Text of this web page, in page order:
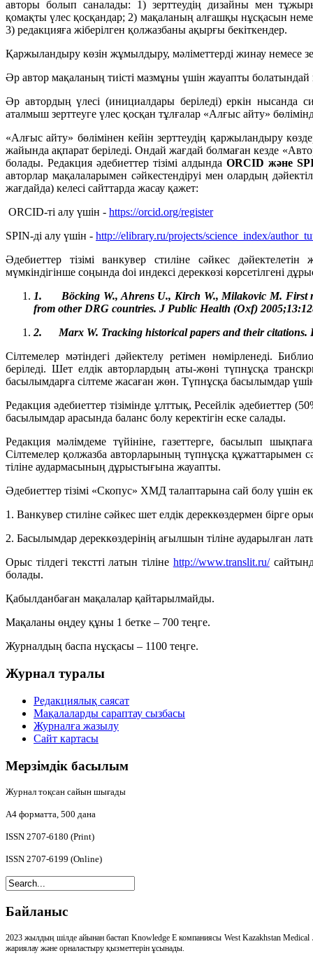
авторы болып саналады: 1) зерттеудің дизайны мен
қомақты үлес қосқандар; 2) мақаланың алғашқы нұсқасын
3) редакцияға жіберілген қолжазбаны ақырғы бекіткендер.
Қаржыландыру көзін жұмылдыру, мәліметтерді жинау
Әр автор мақаланың тиісті мазмұны үшін жауапты болатындай
Әр автордың үлесі (инициалдары беріледі) еркін нысанда
аталмыш зерттеуге үлес қосқан тұлғалар «Алғыс айту»
«Алғыс айту» бөлімінен кейін зерттеудің қаржыландыру
жайында ақпарат беріледі. Ондай жағдай болмаған кезде
болады. Редакция әдебиеттер тізімі алдындаORCID және
авторлар мақалаларымен сәйкестендіруі мен олардың
жағдайда) келесі сайттарда жасау қажет:
ORCID-ті алу үшін - https://orcid.org/register
SPIN-ді алу үшін - http://elibrary.ru/projects/science_index/
Әдебиеттер тізімі ванкувер стиліне сәйкес
мүмкіндігінше соңында doi индексі дереккөзі көрсетілгені
1.Böcking W., Ahrens U., Kirch W., Milakovic M. First
from other DRG countries. J Public Health (Oxf)
2.Marx W. Tracking historical papers and their
Сілтемелер мәтіндегі дәйектелу ретімен нөмірленеді.
беріледі. Шет елдік авторлардың аты-жөні түпнұсқа
басылымдарға сілтеме жасаған жөн. Түпнұсқа басылымдар
Редакция әдебиеттер тізімінде ұлттық, Ресейлік
басылымдар арасында баланс болу керектігін еске салады.
Редакция мәлімдеме түйініне, газеттерге, басылып
Сілтемелер қолжазба авторларының түпнұсқа құжаттарымен
тіліне аудармасының дұрыстығына жауапты.
Әдебиеттер тізімі «Скопус» ХМД талаптарына сай болу үшін
1. Ванкувер стиліне сәйкес шет елдік дереккөздермен бірге
2. Басылымдар дереккөздерінің ағылшын тіліне аударылған
Орыс тілдегі текстті латын тіліне http://www.translit.ru/
болады.
Қабылданбаған мақалалар қайтарылмайды.
Мақаланы өңдеу құны 1 бетке – 700 теңге.
Журналдың баспа нұсқасы – 1100 теңге.
Журнал туралы
Редакциялық саясат
Мақалаларды сараптау сызбасы
Журналға жазылу
Сайт картасы
Мерзімдік басылым
Журнал тоқсан сайын шығады
А4 форматта, 500 дана
ISSN 2707-6180 (Print)
ISSN 2707-6199 (Online)
Байланыс
2023 жылдың шілде айынан бастап Knowledge E компаниясы West Kazakhstan
жариялау және орналастыру қызметтерін ұсынады.